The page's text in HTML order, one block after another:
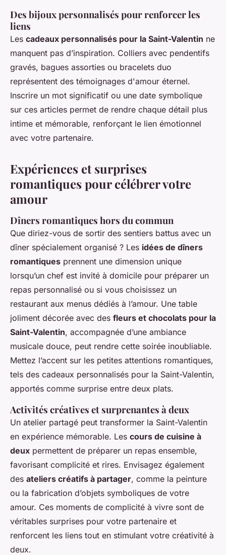
Des bijoux personnalisés pour renforcer les
liens
Les cadeaux personnalisés pour la Saint-Valentin ne
manquent pas d’inspiration. Colliers avec pendentifs
gravés, bagues assorties ou bracelets duo
représentent des témoignages d'amour éternel.
Inscrire un mot significatif ou une date symbolique
sur ces articles permet de rendre chaque détail plus
intime et mémorable, renforçant le lien émotionnel
avec votre partenaire.
Expériences et surprises
romantiques pour célébrer votre
amour
Dîners romantiques hors du commun
Que diriez-vous de sortir des sentiers battus avec un
dîner spécialement organisé ? Les idées de dîners
romantiques prennent une dimension unique
lorsqu’un chef est invité à domicile pour préparer un
repas personnalisé ou si vous choisissez un
restaurant aux menus dédiés à l’amour. Une table
joliment décorée avec des fleurs et chocolats pour la
Saint-Valentin, accompagnée d’une ambiance
musicale douce, peut rendre cette soirée inoubliable.
Mettez l’accent sur les petites attentions romantiques,
tels des cadeaux personnalisés pour la Saint-Valentin,
apportés comme surprise entre deux plats.
Activités créatives et surprenantes à deux
Un atelier partagé peut transformer la Saint-Valentin
en expérience mémorable. Les cours de cuisine à
deux permettent de préparer un repas ensemble,
favorisant complicité et rires. Envisagez également
des ateliers créatifs à partager, comme la peinture
ou la fabrication d’objets symboliques de votre
amour. Ces moments de complicité à vivre sont de
véritables surprises pour votre partenaire et
renforcent les liens tout en stimulant votre créativité à
deux.